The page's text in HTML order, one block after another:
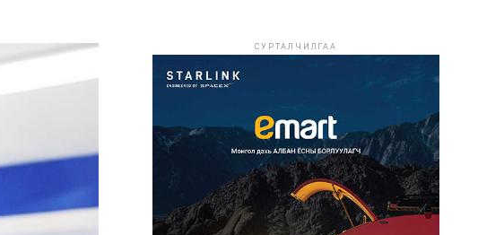
СУРТАЛЧИЛГАА